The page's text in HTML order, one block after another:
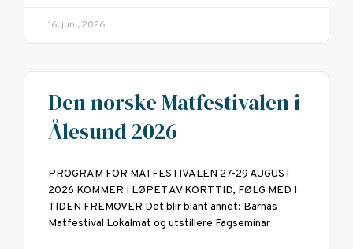
16. juni, 2026
Den norske Matfestivalen i
Ålesund 2026
PROGRAM FOR MATFESTIVALEN 27-29 AUGUST
2026 KOMMER I LØPET AV KORT TID, FØLG MED I
TIDEN FREMOVER Det blir blant annet: Barnas
Matfestival Lokalmat og utstillere Fagseminar